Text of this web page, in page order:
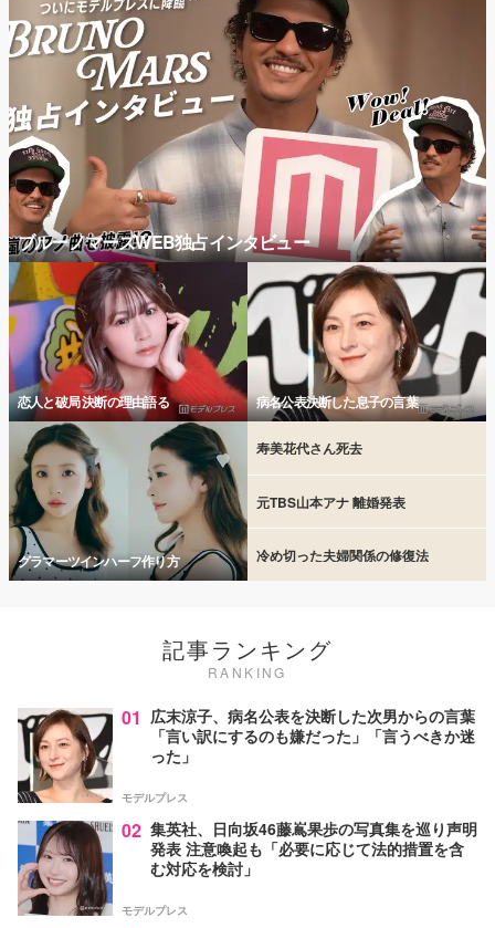
ブルーノマーズWEB独占インタビュー
恋人と破局 決断の理由語る 病名公表決断した息子の言葉
グラマーツインハーフ作り方
寿美花代さん死去
元TBS山本アナ 離婚発表
冷め切った夫婦関係の修復法
記事ランキング
RANKING
01 広末涼子、病名公表を決断した次男からの言葉
「言い訳にするのも嫌だった」「言うべきか迷
った」
モデルプレス
02 集英社、日向坂46藤嶌果歩の写真集を巡り声明
発表 注意喚起も「必要に応じて法的措置を含
む対応を検討」
モデルプレス